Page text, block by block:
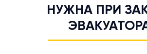
НУЖНА ПРИ